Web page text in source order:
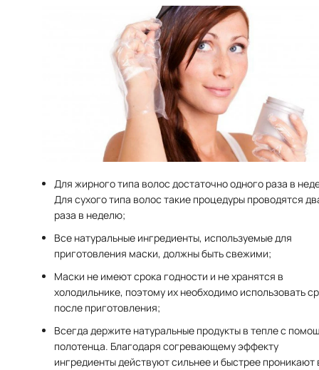
Для жирного типа волос достаточно одного раза в
Для сухого типа волос такие процедуры проводятся
раза в неделю;
Все натуральные ингредиенты, используемые для
приготовления маски, должны быть свежими;
Маски не имеют срока годности и не хранятся в
холодильнике, поэтому их необходимо использовать
после приготовления;
Всегда держите натуральные продукты в тепле с
полотенца. Благодаря согревающему эффекту
ингредиенты действуют сильнее и быстрее проникают